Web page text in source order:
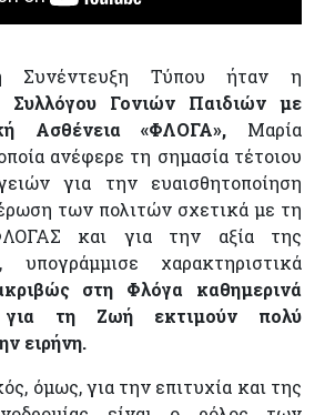
Συνέντευξη Τύπου ήταν η
Συλλόγου Γονιών Παιδιών με
Ασθένεια
«ΦΛΟΓΑ», Μαρία
ανέφερε τη σημασία τέτοιου
για την ευαισθητοποίηση
των πολιτών σχετικά με τη
και για την αξία της
υπογράμμισε χαρακτηριστικά
στη Φλόγα καθημερινά
για τη Ζωή εκτιμούν πολύ
ειρήνη.
όμως, για την επιτυχία και της